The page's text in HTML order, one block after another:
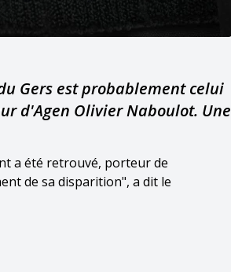
Gers est probablement celui
d'Agen Olivier Naboulot. Une
a été retrouvé, porteur de
de sa disparition", a dit le